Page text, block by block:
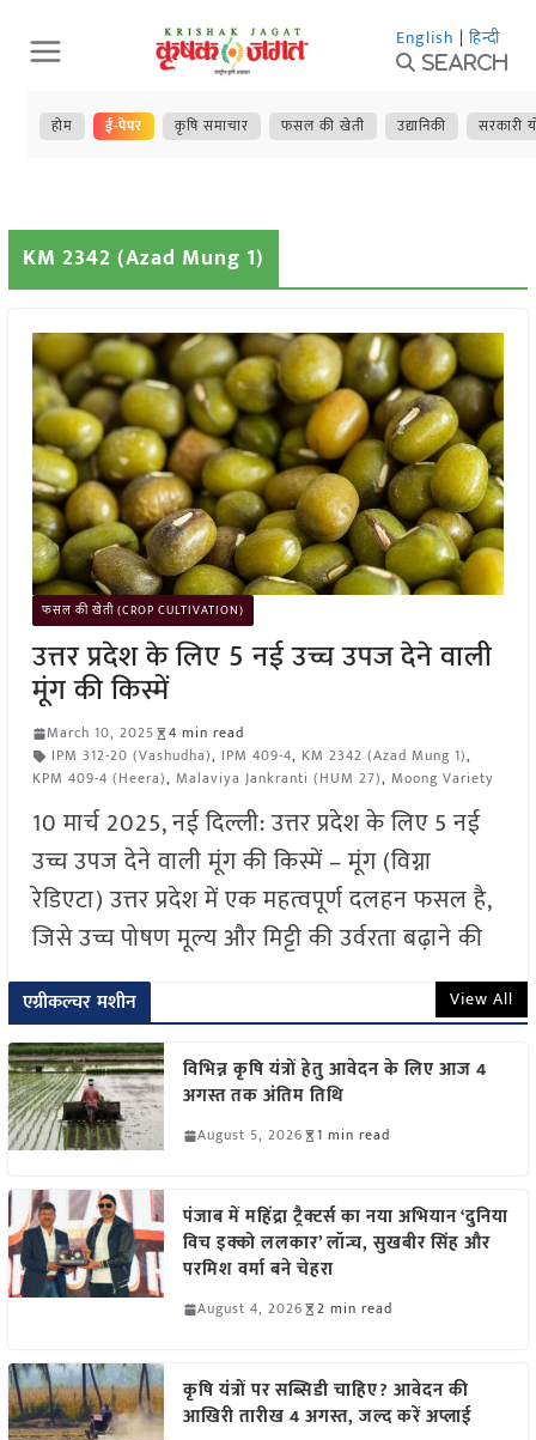
Skip
to
content
English | हिन्दी
Search
होम ई-पेपर कृषि समाचार फसल की खेती उद्यानिकी सरकारी
KM 2342 (Azad Mung 1)
फसल की खेती (CROP CULTIVATION)
उत्तर प्रदेश के लिए 5 नई उच्च उपज देने वाली
मूंग की किस्में
March 10, 2025
4 min read
IPM 312-20 (Vashudha), IPM 409-4, KM 2342 (Azad Mung 1),
KPM 409-4 (Heera), Malaviya Jankranti (HUM 27), Moong Variety
10 मार्च 2025, नई दिल्ली: उत्तर प्रदेश के लिए 5 नई
उच्च उपज देने वाली मूंग की किस्में – मूंग (विग्ना
रेडिएटा) उत्तर प्रदेश में एक महत्वपूर्ण दलहन फसल है,
जिसे उच्च पोषण मूल्य और मिट्टी की उर्वरता बढ़ाने की
एग्रीकल्चर मशीन View All
विभिन्न कृषि यंत्रों हेतु आवेदन के लिए आज 4
अगस्त तक अंतिम तिथि
August 5, 2026 1 min read
पंजाब में महिंद्रा ट्रैक्टर्स का नया अभियान ‘दुनिया
विच इक्को ललकार’ लॉन्च, सुखबीर सिंह और
परमिश वर्मा बने चेहरा
August 4, 2026 2 min read
कृषि यंत्रों पर सब्सिडी चाहिए? आवेदन की
आखिरी तारीख 4 अगस्त, जल्द करें अप्लाई